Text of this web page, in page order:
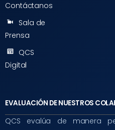
Contáctanos
Sala de
Prensa
QCS
Digital
EVALUACIÓN DE NUESTROS
QCS evalúa de manera